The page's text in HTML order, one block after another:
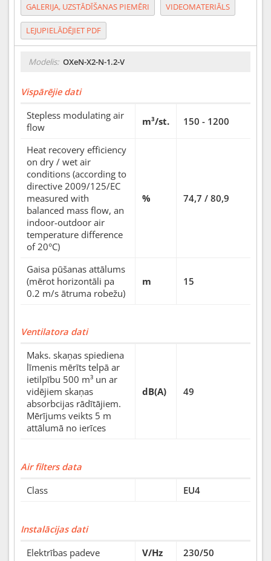
GALERIJA, UZSTĀDĪŠANAS PIEMĒRI VIDEOMATERIĀLS
LEJUPIELĀDĒJIET PDF
Modelis: OXeN-X2-N-1.2-V
Vispārējie dati
Stepless modulating air
flow
m³/st. 150 - 1200
Heat recovery efficiency
on dry / wet air
conditions (according to
directive 2009/125/EC
measured with
balanced mass flow, an
indoor-outdoor air
temperature difference
of 20°C)
% 74,7 / 80,9
Gaisa pūšanas attālums
(mērot horizontāli pa
0.2 m/s ātruma robežu)
m 15
Ventilatora dati
Maks. skaņas spiediena
līmenis mērīts telpā ar
ietilpību 500 m³ un ar
vidējiem skaņas
absorbcijas rādītājiem.
Mērījums veikts 5 m
attālumā no ierīces
dB(A) 49
Air filters data
Class
EU4
Instalācijas dati
Elektrības padeve
V/Hz
230/50